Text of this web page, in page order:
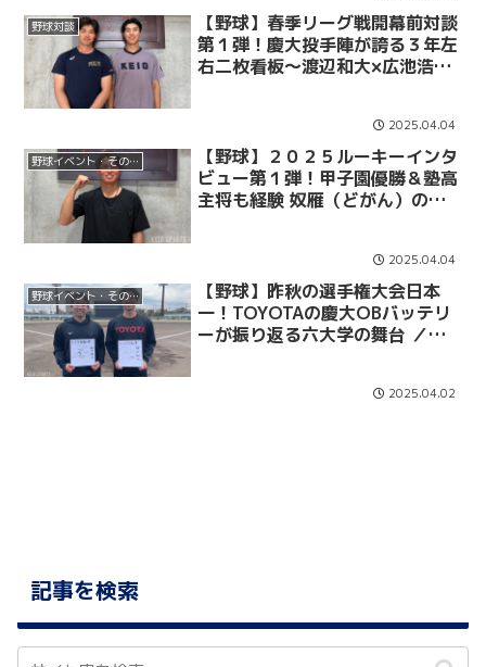
野球対談
【野球】春季リーグ戦開幕前対談
第１弾！慶大投手陣が誇る３年左
右二枚看板～渡辺和大×広池浩成
2025.04.04
野球イベント・その他
【野球】２０２５ルーキーインタ
ビュー第１弾！甲子園優勝＆塾高
主将も経験 奴雁（どがん）の視
2025.04.04
野球イベント・その他
【野球】昨秋の選手権大会日本
一！TOYOTAの慶大OBバッテリ
ーが振り返る六大学の舞台 ／東
2025.04.02
記事を検索